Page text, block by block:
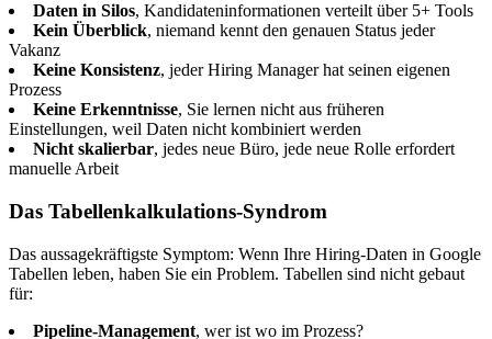
Daten in Silos, Kandidateninformationen verteilt über 5+ Tools
Kein Überblick, niemand kennt den genauen Status jeder
Vakanz
Keine Konsistenz, jeder Hiring Manager hat seinen eigenen
Prozess
Keine Erkenntnisse, Sie lernen nicht aus früheren
Einstellungen, weil Daten nicht kombiniert werden
Nicht skalierbar, jedes neue Büro, jede neue Rolle erfordert
manuelle Arbeit
Das Tabellenkalkulations-Syndrom
Das aussagekräftigste Symptom: Wenn Ihre Hiring-Daten in Google
Tabellen leben, haben Sie ein Problem. Tabellen sind nicht gebaut
für:
Pipeline-Management, wer ist wo im Prozess?